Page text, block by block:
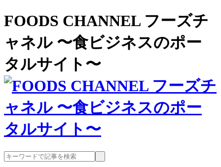
FOODS CHANNEL フーズチ
ャネル 〜食ビジネスのポー
タルサイト〜